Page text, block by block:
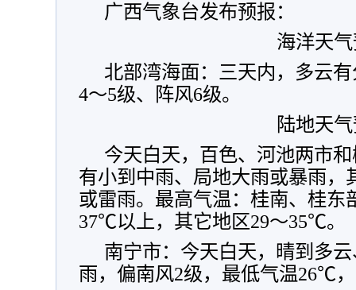
广西气象台发布预报：
海洋天
北部湾海面：三天内，多云
4～5级、阵风6级。
陆地天
今天白天，百色、河池两市
有小到中雨、局地大雨或暴雨，
或雷雨。最高气温：桂南、桂
37℃以上，其它地区29～35℃。
南宁市：今天白天，晴到多
雨，偏南风2级，最低气温26℃